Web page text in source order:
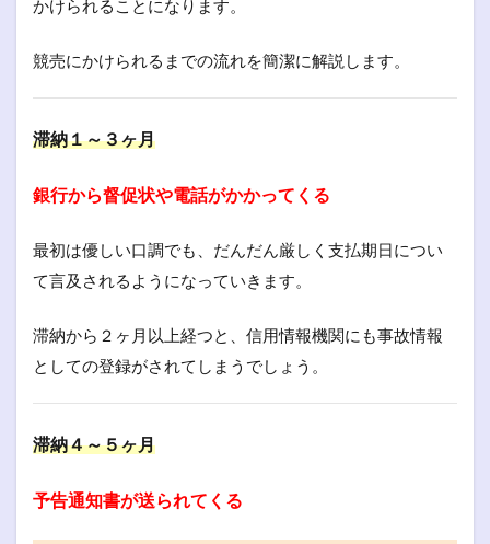
かけられることになります。
競売にかけられるまでの流れを簡潔に解説します。
滞納１～３ヶ月
銀行から督促状や電話がかかってくる
最初は優しい口調でも、だんだん厳しく支払期日につい
て言及されるようになっていきます。
滞納から２ヶ月以上経つと、信用情報機関にも事故情報
としての登録がされてしまうでしょう。
滞納４～５ヶ月
予告通知書が送られてくる